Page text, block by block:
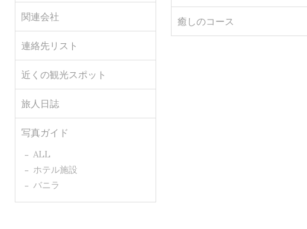
関連会社
連絡先リスト
近くの観光スポット
旅人日誌
写真ガイド
ALL
ホテル施設
バニラ
癒しのコース